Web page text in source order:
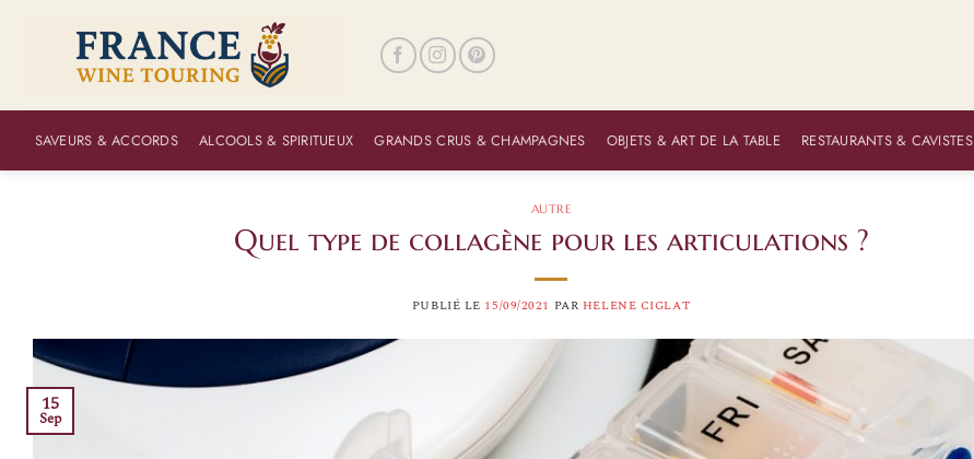
SAVEURS & ACCORDS ALCOOLS & SPIRITUEUX GRANDS CRUS & CHAMPAGNES OBJETS & ART DE LA TABLE RESTAURANTS & CAVISTES
AUTRE
Quel type de collagène pour les articulations ?
PUBLIÉ LE 15/09/2021 PAR HELENE CIGLAT
15
Sep